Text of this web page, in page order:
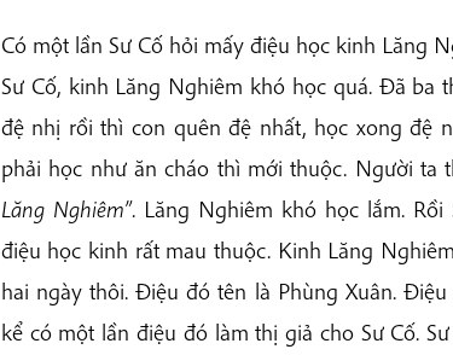
Có một lần Sư Cố hỏi mấy điệu học kinh Lăng
Sư Cố, kinh Lăng Nghiêm khó học quá. Đã ba
đệ nhị rồi thì con quên đệ nhất, học xong đệ
phải học như ăn cháo thì mới thuộc. Người ta
Lăng Nghiêm”. Lăng Nghiêm khó học lắm.
điệu học kinh rất mau thuộc. Kinh Lăng
hai ngày thôi. Điệu đó tên là Phùng Xuân.
kể có một lần điệu đó làm thị giả cho Sư Cố.